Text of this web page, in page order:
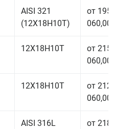
AISI 321
(12Х18Н10Т)
от 195
060,00
12Х18Н10Т
от 215
060,00
12Х18Н10Т
от 212
060,00
AISI 316L
от 218